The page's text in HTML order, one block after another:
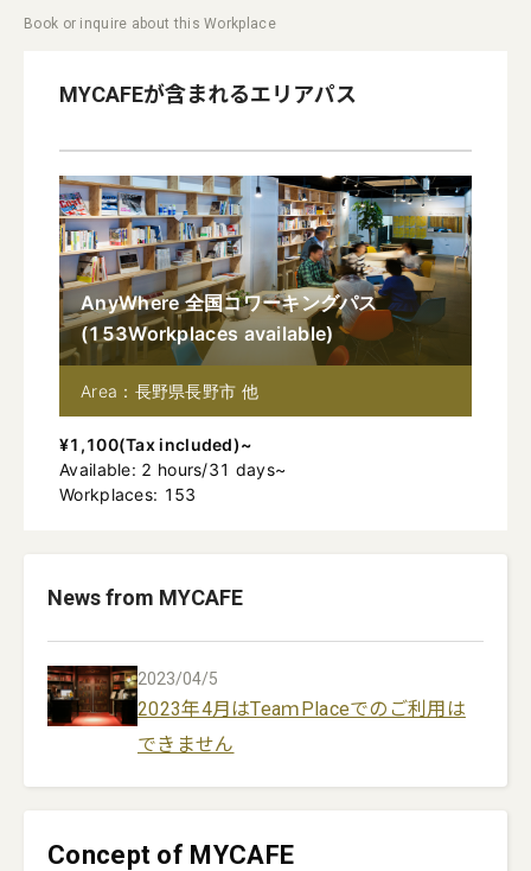
Book or inquire about this Workplace
MYCAFEが含まれるエリアパス
AnyWhere 全国コワーキングパス
(153Workplaces available)
Area：長野県長野市 他
¥1,100(Tax included)~
Available: 2 hours/31 days~
Workplaces: 153
News from MYCAFE
2023/04/5
2023年4月はTeaｍPlaceでのご利用は
できません
Concept of MYCAFE